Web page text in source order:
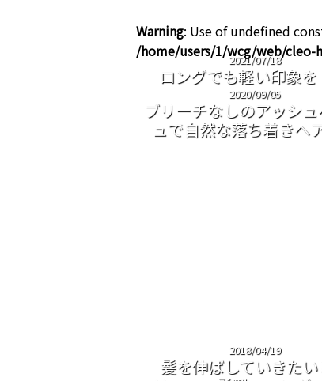
Warning: Use of undefined
/home/users/1/wcg/web/
2021/07/18
ロングでも軽い印象を
2020/09/05
ブリーチなしのアッシ
ュで自然な落ち着きヘ
2018/04/19
髪を伸ばしていきた